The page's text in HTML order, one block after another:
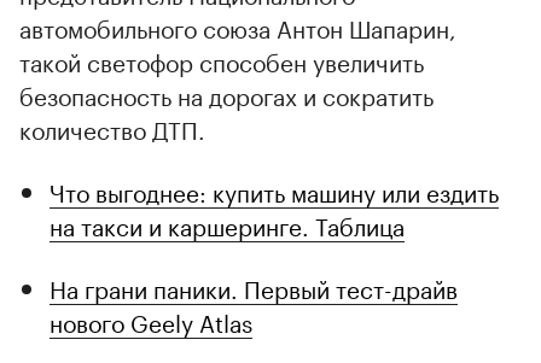
автомобильного союза Антон Шапарин,
такой светофор способен увеличить
безопасность на дорогах и сократить
количество ДТП.
Что выгоднее: купить машину или ездить
на такси и каршеринге. Таблица
На грани паники. Первый тест-драйв
нового Geely Atlas